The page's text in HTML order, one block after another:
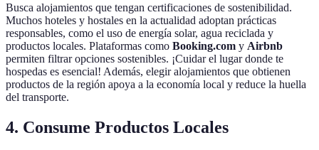
Busca alojamientos que tengan certificaciones de sostenibilidad.
Muchos hoteles y hostales en la actualidad adoptan prácticas
responsables, como el uso de energía solar, agua reciclada y
productos locales. Plataformas como Booking.com y Airbnb
permiten filtrar opciones sostenibles. ¡Cuidar el lugar donde te
hospedas es esencial! Además, elegir alojamientos que obtienen
productos de la región apoya a la economía local y reduce la huella
del transporte.
4. Consume Productos Locales